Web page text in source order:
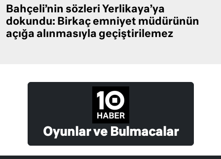
Bahçeli’nin sözleri Yerlikaya’ya
dokundu: Birkaç emniyet müdürünün
açığa alınmasıyla geçiştirilemez
Oyunlar ve Bulmacalar